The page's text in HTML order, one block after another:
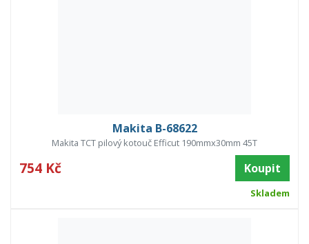
Makita B-68622
Makita TCT pilový kotouč Efficut 190mmx30mm 45T
754 Kč Koupit
Skladem